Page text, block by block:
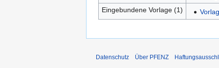
Eingebundene Vorlage (1)
Datenschutz Über PFENZ